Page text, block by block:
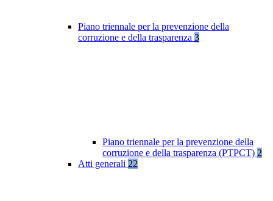
Piano triennale per la prevenzione della
corruzione e della trasparenza 3
Piano triennale per la prevenzione della
corruzione e della trasparenza (PTPCT) 2
Atti generali 22